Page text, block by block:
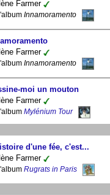
Farmer
Innamoramento
Farmer
Innamoramento
moi un mouton
Farmer
Mylénium Tour
d'une fée, c'est...
Farmer
Rugrats in Paris